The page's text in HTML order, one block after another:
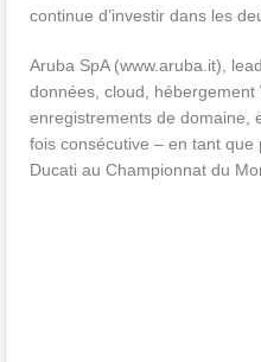
continue d’investir dans les
Aruba SpA (www.aruba.it),
données, cloud, hébergement
enregistrements de domaine,
fois consécutive – en tant que
Ducati au Championnat du